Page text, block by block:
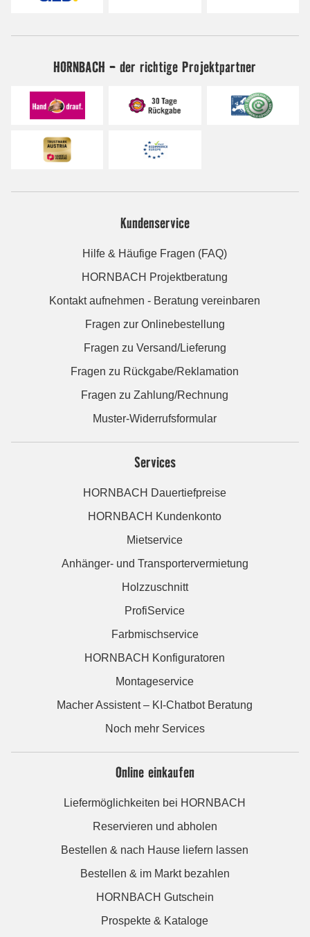
HORNBACH - der richtige Projektpartner
Kundenservice
Hilfe & Häufige Fragen (FAQ)
HORNBACH Projektberatung
Kontakt aufnehmen - Beratung vereinbaren
Fragen zur Onlinebestellung
Fragen zu Versand/Lieferung
Fragen zu Rückgabe/Reklamation
Fragen zu Zahlung/Rechnung
Muster-Widerrufsformular
Services
HORNBACH Dauertiefpreise
HORNBACH Kundenkonto
Mietservice
Anhänger- und Transportervermietung
Holzzuschnitt
ProfiService
Farbmischservice
HORNBACH Konfiguratoren
Montageservice
Macher Assistent – KI-Chatbot Beratung
Noch mehr Services
Online einkaufen
Liefermöglichkeiten bei HORNBACH
Reservieren und abholen
Bestellen & nach Hause liefern lassen
Bestellen & im Markt bezahlen
HORNBACH Gutschein
Prospekte & Kataloge